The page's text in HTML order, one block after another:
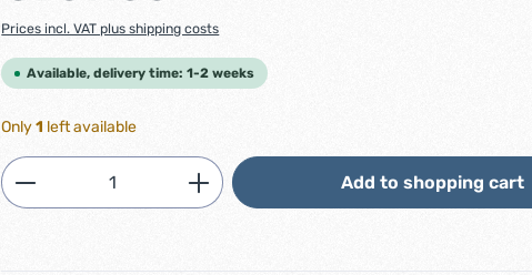
Prices incl. VAT plus shipping costs
Available, delivery time: 1-2 weeks
Only1 left available
Product Quantity: Enter the desiredAdd to shopping cart